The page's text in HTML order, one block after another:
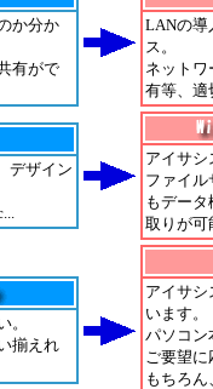
か分か
有がで
LANの導
ス。
ネットワ
有等、適
デザイン
アイサシ
ファイル
もデー
取りが可
。
揃えれ
アイサシ
います。
パソコン
ご要望に
もちろ